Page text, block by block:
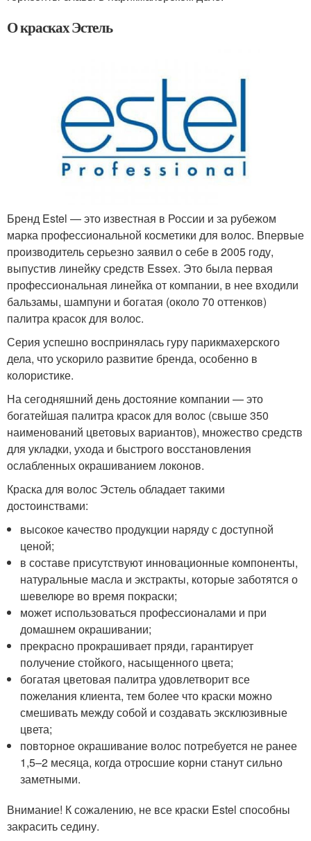
О красках Эстель
Бренд Estel — это известная в России и за рубежом
марка профессиональной косметики для волос. Впервые
производитель серьезно заявил о себе в 2005 году,
выпустив линейку средств Essex. Это была первая
профессиональная линейка от компании, в нее входили
бальзамы, шампуни и богатая (около 70 оттенков)
палитра красок для волос.
Серия успешно воспринялась гуру парикмахерского
дела, что ускорило развитие бренда, особенно в
колористике.
На сегодняшний день достояние компании — это
богатейшая палитра красок для волос (свыше 350
наименований цветовых вариантов), множество средств
для укладки, ухода и быстрого восстановления
ослабленных окрашиванием локонов.
Краска для волос Эстель обладает такими
достоинствами:
высокое качество продукции наряду с доступной
ценой;
в составе присутствуют инновационные компоненты,
натуральные масла и экстракты, которые заботятся о
шевелюре во время покраски;
может использоваться профессионалами и при
домашнем окрашивании;
прекрасно прокрашивает пряди, гарантирует
получение стойкого, насыщенного цвета;
богатая цветовая палитра удовлетворит все
пожелания клиента, тем более что краски можно
смешивать между собой и создавать эксклюзивные
цвета;
повторное окрашивание волос потребуется не ранее
1,5–2 месяца, когда отросшие корни станут сильно
заметными.
Внимание! К сожалению, не все краски Estel способны
закрасить седину.